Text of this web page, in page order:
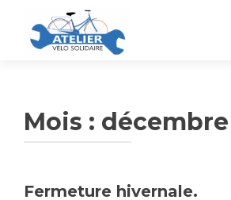
Mois : décembre
Fermeture hivernale.